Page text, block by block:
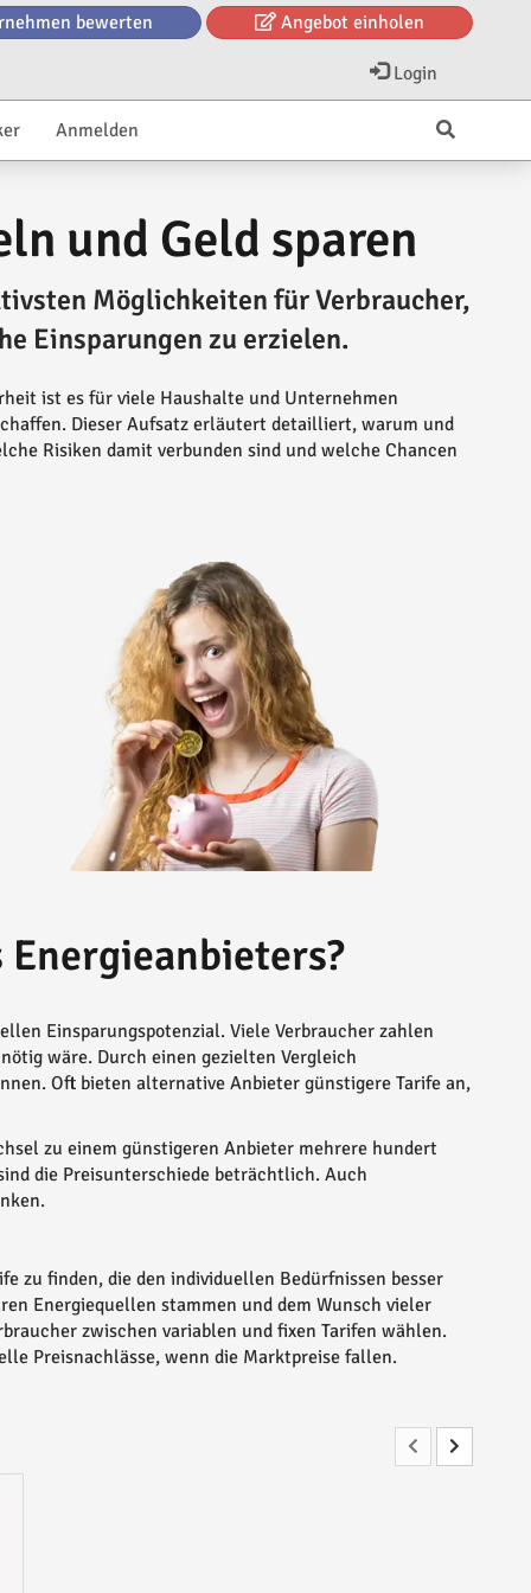
bewerten Angebot einholen
Login
Anmelden
und Geld sparen
Möglichkeiten für Verbraucher,
Einsparungen zu erzielen.
ist es für viele Haushalte und Unternehmen
Dieser Aufsatz erläutert detailliert, warum und
Risiken damit verbunden sind und welche Chancen
Einsparungspotenzial. Viele Verbraucher zahlen
wäre. Durch einen gezielten Vergleich
Oft bieten alternative Anbieter günstigere Tarife an,
zu einem günstigeren Anbieter mehrere hundert
die Preisunterschiede beträchtlich. Auch
zu finden, die den individuellen Bedürfnissen besser
Energiequellen stammen und dem Wunsch vieler
zwischen variablen und fixen Tarifen wählen.
Preisnachlässe, wenn die Marktpreise fallen.